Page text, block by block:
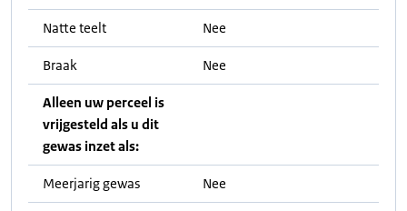
Natte teelt Nee
Braak Nee
Alleen uw perceel is
vrijgesteld als u dit
gewas inzet als:
Meerjarig gewas Nee